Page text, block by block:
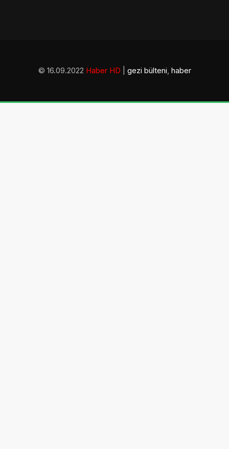
© 16.09.2022 Haber HD gezi bülteni, haber